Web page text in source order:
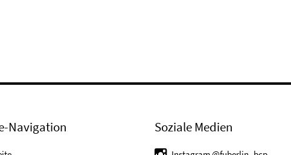
Navigation Soziale Medien